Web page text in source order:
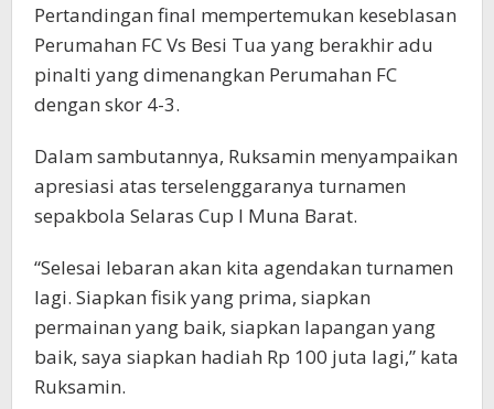
Pertandingan final mempertemukan keseblasan
Perumahan FC Vs Besi Tua yang berakhir adu
pinalti yang dimenangkan Perumahan FC
dengan skor 4-3.
Dalam sambutannya, Ruksamin menyampaikan
apresiasi atas terselenggaranya turnamen
sepakbola Selaras Cup I Muna Barat.
“Selesai lebaran akan kita agendakan turnamen
lagi. Siapkan fisik yang prima, siapkan
permainan yang baik, siapkan lapangan yang
baik, saya siapkan hadiah Rp 100 juta lagi,” kata
Ruksamin.